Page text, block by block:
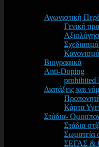
Αγωνιστική
Γενική
Βιογραφικά
Anti-Doping
prohibited
Διατάξεις και
Κάρτα
Στάδια-
Στάδια
Σωματεία
ΣΕΓΑΣ &